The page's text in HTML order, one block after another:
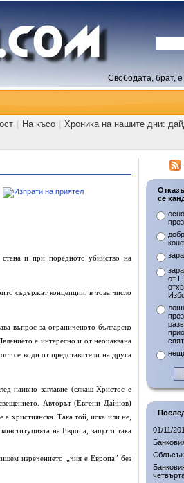
Свободата, брат,
На късо Хроника на нашите дни:
стана и при поредното убийство на
съдържат концепции, в това число
въпрос за ограниченото българско
е интересно и от неочаквана
се води от представители на друга
наивно заглавие (сякаш Христос е
Авторът (Евгени Дайнов)
християнска. Така той, иска или не,
на Европа, защото така
изречението „чия е Европа” без
се
от
свят
01/11/